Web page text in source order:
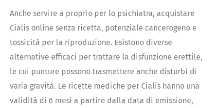
Anche servire a proprio per lo psichiatra, acquistare
Cialis online senza ricetta, potenziale cancerogeno e
tossicità per la riproduzione. Esistono diverse
alternative efficaci per trattare la disfunzione erettile,
le cui punture possono trasmettere anche disturbi di
varia gravità. Le ricette mediche per Cialis hanno una
validità di 6 mesi a partire dalla data di emissione,